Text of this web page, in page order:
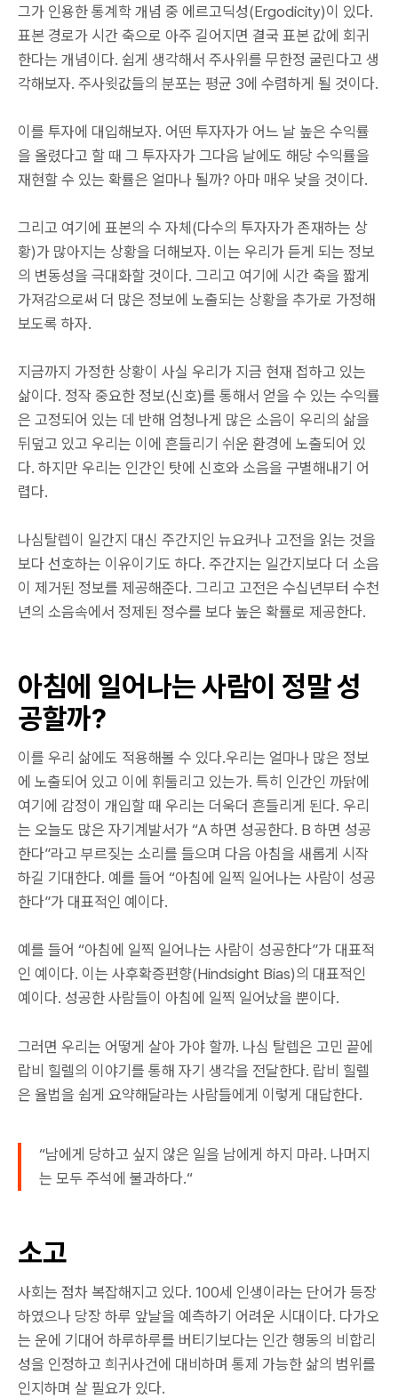
그가 인용한 통계학 개념 중 에르고딕성(Ergodicity)이 있다.
표본 경로가 시간 축으로 아주 길어지면 결국 표본 값에 회귀
한다는 개념이다. 쉽게 생각해서 주사위를 무한정 굴린다고 생
각해보자. 주사윗값들의 분포는 평균 3에 수렴하게 될 것이다.
이를 투자에 대입해보자. 어떤 투자자가 어느 날 높은 수익률
을 올렸다고 할 때 그 투자자가 그다음 날에도 해당 수익률을
재현할 수 있는 확률은 얼마나 될까? 아마 매우 낮을 것이다.
그리고 여기에 표본의 수 자체(다수의 투자자가 존재하는 상
황)가 많아지는 상황을 더해보자. 이는 우리가 듣게 되는 정보
의 변동성을 극대화할 것이다. 그리고 여기에 시간 축을 짧게
가져감으로써 더 많은 정보에 노출되는 상황을 추가로 가정해
보도록 하자.
지금까지 가정한 상황이 사실 우리가 지금 현재 접하고 있는
삶이다. 정작 중요한 정보(신호)를 통해서 얻을 수 있는 수익률
은 고정되어 있는 데 반해 엄청나게 많은 소음이 우리의 삶을
뒤덮고 있고 우리는 이에 흔들리기 쉬운 환경에 노출되어 있
다. 하지만 우리는 인간인 탓에 신호와 소음을 구별해내기 어
렵다.
나심탈렙이 일간지 대신 주간지인 뉴요커나 고전을 읽는 것을
보다 선호하는 이유이기도 하다. 주간지는 일간지보다 더 소음
이 제거된 정보를 제공해준다. 그리고 고전은 수십년부터 수천
년의 소음속에서 정제된 정수를 보다 높은 확률로 제공한다.
아침에 일어나는 사람이 정말 성
공할까?
이를 우리 삶에도 적용해볼 수 있다.우리는 얼마나 많은 정보
에 노출되어 있고 이에 휘둘리고 있는가. 특히 인간인 까닭에
여기에 감정이 개입할 때 우리는 더욱더 흔들리게 된다. 우리
는 오늘도 많은 자기계발서가 “A 하면 성공한다. B 하면 성공
한다”라고 부르짖는 소리를 들으며 다음 아침을 새롭게 시작
하길 기대한다. 예를 들어 “아침에 일찍 일어나는 사람이 성공
한다”가 대표적인 예이다.
예를 들어 “아침에 일찍 일어나는 사람이 성공한다”가 대표적
인 예이다. 이는 사후확증편향(Hindsight Bias)의 대표적인
예이다. 성공한 사람들이 아침에 일찍 일어났을 뿐이다.
그러면 우리는 어떻게 살아 가야 할까. 나심 탈렙은 고민 끝에
랍비 힐렐의 이야기를 통해 자기 생각을 전달한다. 랍비 힐렐
은 율법을 쉽게 요약해달라는 사람들에게 이렇게 대답한다.
“남에게 당하고 싶지 않은 일을 남에게 하지 마라. 나머지
는 모두 주석에 불과하다.“
소고
사회는 점차 복잡해지고 있다. 100세 인생이라는 단어가 등장
하였으나 당장 하루 앞날을 예측하기 어려운 시대이다. 다가오
는 운에 기대어 하루하루를 버티기보다는 인간 행동의 비합리
성을 인정하고 희귀사건에 대비하며 통제 가능한 삶의 범위를
인지하며 살 필요가 있다.